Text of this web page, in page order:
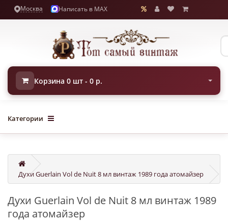
Москва Написать в MAX
Корзина 0 шт - 0 р.
Категории
Духи Guerlain Vol de Nuit 8 мл винтаж 1989 года атомайзер
Духи Guerlain Vol de Nuit 8 мл винтаж 1989
года атомайзер